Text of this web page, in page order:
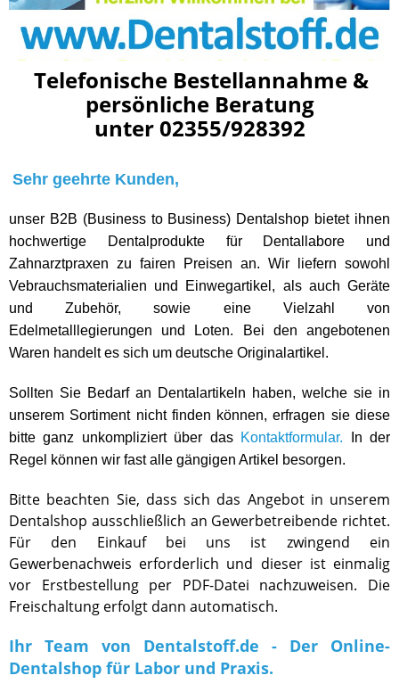
Sehr geehrte Kunden,
unser B2B (Business to Business) Dentalshop bietet ihnen
hochwertige Dentalprodukte für Dentallabore und
Zahnarztpraxen zu fairen Preisen an. Wir liefern sowohl
Vebrauchsmaterialien und Einwegartikel, als auch Geräte
und Zubehör, sowie eine Vielzahl von
Edelmetalllegierungen und Loten. Bei den angebotenen
Waren handelt es sich um deutsche Originalartikel.
Sollten Sie Bedarf an Dentalartikeln haben, welche sie in
unserem Sortiment nicht finden können, erfragen sie diese
bitte ganz unkompliziert über das
Kontaktformular.
In der
Regel können wir fast alle gängigen Artikel besorgen.
Bitte beachten Sie, dass sich das Angebot in unserem
Dentalshop ausschließlich an Gewerbetreibende richtet.
Für den Einkauf bei uns ist zwingend ein
Gewerbenachweis erforderlich und dieser ist einmalig
vor Erstbestellung per PDF-Datei nachzuweisen. Die
Freischaltung erfolgt dann automatisch.
Ihr Team von Dentalstoff.de - Der Online-
Dentalshop für Labor und Praxis.
Telefonische Bestellannahme &
persönliche Beratung
unter 02355/928392
Email-Kontakt: info@dentalstoff.de